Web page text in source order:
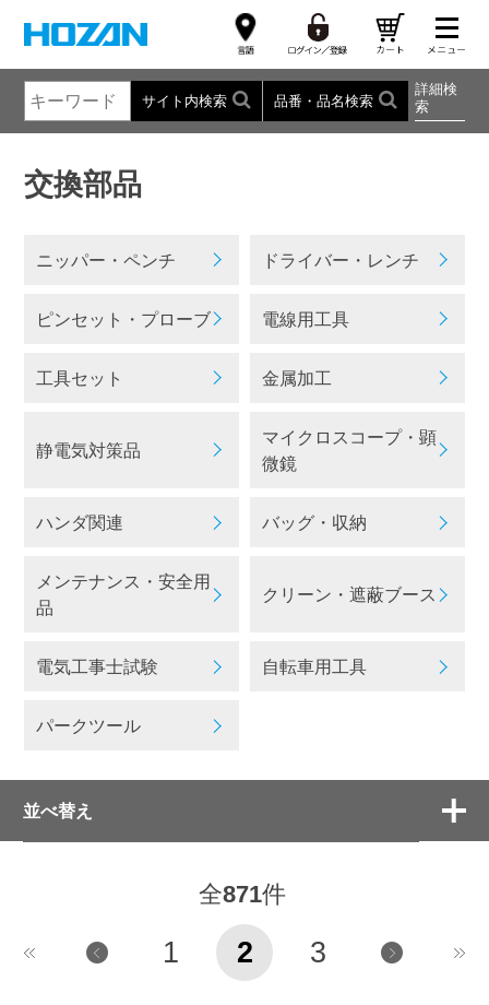
サイト内検索 品番・品名検索
詳細検
索
交換部品
ニッパー・ペンチ ドライバー・レンチ
ピンセット・プローブ 電線用工具
工具セット 金属加工
静電気対策品
マイクロスコープ・顕
微鏡
ハンダ関連 バッグ・収納
メンテナンス・安全用
品
クリーン・遮蔽ブース
電気工事士試験 自転車用工具
パークツール
並べ替え
全871件
1 2 3